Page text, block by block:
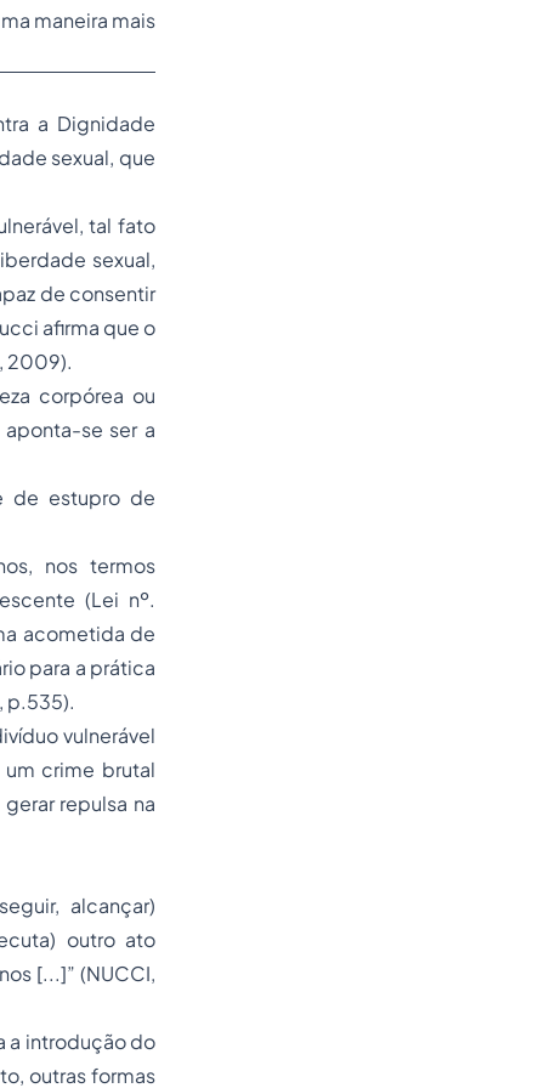
maneira mais
a Dignidade
sexual, que
tal fato
sexual,
de consentir
afirma que o
2009).
corpórea ou
se ser a
de estupro de
nos termos
(Lei nº.
acometida de
para a prática
p.535).
vulnerável
crime brutal
repulsa na
alcançar)
outro ato
[...]” (NUCCI,
a introdução do
outras formas